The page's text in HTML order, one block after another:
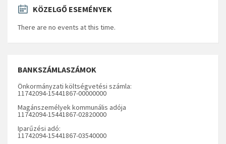
KÖZELGŐ ESEMÉNYEK
There are no events at this time.
BANKSZÁMLASZÁMOK
Önkormányzati költségvetési számla:
11742094-15441867-00000000
Magánszemélyek kommunális adója
11742094-15441867-02820000
Iparűzési adó:
11742094-15441867-03540000